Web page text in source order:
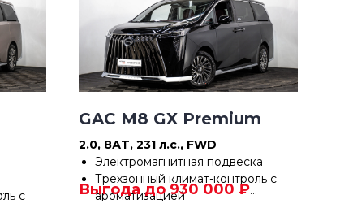
с
GAC M8 GX Premium
2.0, 8АT, 231 л.с., FWD
Электромагнитная подвеска
Трехзонный климат-контроль с
ароматизацией
Выгода до 930 000 ₽